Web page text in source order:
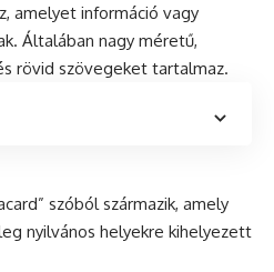
amelyet információ vagy
Általában nagy méretű,
rövid szövegeket tartalmaz.
szóból származik, amely
nyilvános helyekre kihelyezett